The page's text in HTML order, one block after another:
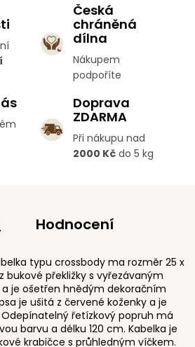
Česká
chráněná
dílna
Nákupem
podpoříte
Doprava
ZDARMA
Při nákupu nad
2000 Kč do 5 kg
Hodnocení
typu crossbody ma rozměr 25 x
bukové překližky s vyřezávaným
je ošetřen hnědým dekoračním
je ušitá z červené koženky a je
řetízkový popruh má
barvu a délku 120 cm. Kabelka je
krabičce s průhledným víčkem.